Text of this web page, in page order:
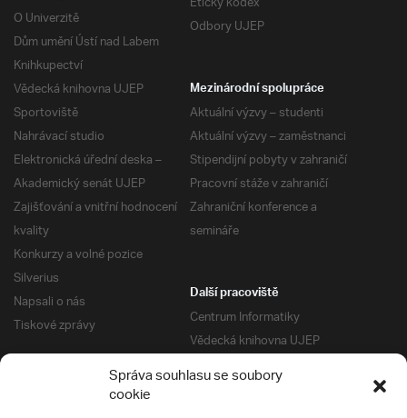
Správa souhlasu se soubory
cookie
Odbory UJEP
O Univerzitě
Dům umění Ústí nad Labem
Knihkupectví
Vědecká knihovna UJEP
Sportoviště
Nahrávací studio
Elektronická úřední deska –
Akademický senát UJEP
Zajišťování a vnitřní hodnocení
kvality
Konkurzy a volné pozice
Silverius
Napsali o nás
Tiskové zprávy
Mezinárodní spolupráce
Aktuální výzvy – studenti
Aktuální výzvy – zaměstnanci
Stipendijní pobyty v zahraničí
Pracovní stáže v zahraničí
Zahraniční konference a
semináře
Další pracoviště
Centrum Informatiky
Vědecká knihovna UJEP
Správa kolejí a menz
Univerzitní centrum podpory